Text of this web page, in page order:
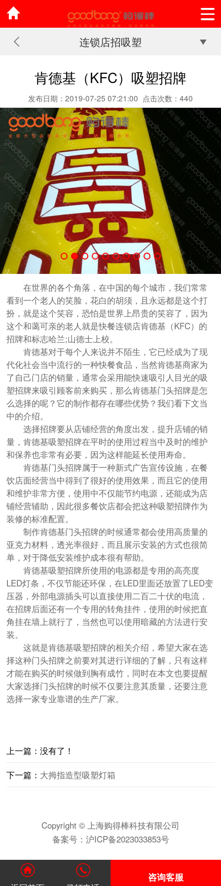
连锁店招吸塑
肯德基（KFC）吸塑招牌
发布日期：2019-07-25 07:21:00 点击次数：440
在世界的各个角落，在中国的每个城市，我们常常
看到一个老人的笑脸，花白的胡须，且永远都是这个打
扮，就是这个笑容，恐怕是世界上昂贵的笑容了，因为
这个和蔼可亲的老人就是快餐连锁店肯德基（KFC）的
招牌和标志哈兰;山德士上校。
肯德基对于每个人来说并不陌生，它已经成为了现
代化社会当中流行的一种快餐食品，当然肯德基商家为
了自己门店的销量，通常会采用能快速吸引人目光的吸
塑招牌来吸引顾客前来购买，那么肯德基门头招牌是怎
么选择的呢？它的制作都存在哪些优势？我们看下文当
中的介绍。
选择招牌要从店铺经营的角度出发，提升店铺的销
量，肯德基吸塑招牌在平时的使用过程当中及时的维护
和保养也非常有必要，因为这样能延长使用寿命。
肯德基门头招牌属于一种新式广告宣传设施，在餐
饮店面经营当中得到了很好的使用效果，而且它的使用
和维护非常方便，使用中不仅能节约电源，还能成为店
铺经营辅助，因此很多餐饮店都会把这种吸塑招牌作为
装修的标准配置。
制作肯德基门头招牌的时候通常都会使用高质量的
亚克力材料，透光率很好，而且展示安装的方式也很简
单，对于降低安装维护成本很有帮助。
肯德基吸塑招牌所使用的电源都是专用的高亮度
LED灯条，不仅节能还环保，在LED里面还放置了LED变
压器，外部电源插头可以直接使用二百二十伏的电流，
在招牌后面还有一个专用的转角挂件，使用的时候把直
角挂在墙上就行了，当然也可以使用暗藏的方法进行安
装。
这就是肯德基吸塑招牌的相关介绍，希望大家在选
择这种门头招牌之前要对其进行详细的了解，只有这样
才能在购买的时候做到胸有成竹，同时在本文也要提醒
大家选择门头招牌的时候不仅要注意其质量，还要注意
选择一家专业靠谱的生产厂家。
上一篇：没有了！
下一篇： 大拇指造型吸塑灯箱
Copyright © 上海购得棒科技有限公司
备案号： 沪ICP备2023033853号
咨询客服